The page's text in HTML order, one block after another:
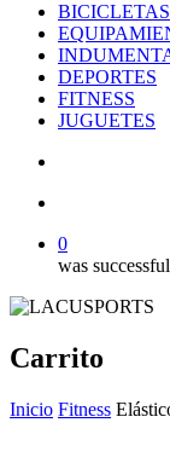
BICICLETAS
DEPORTES
FITNESS
JUGUETES
0
was
Carrito
Inicio Fitness